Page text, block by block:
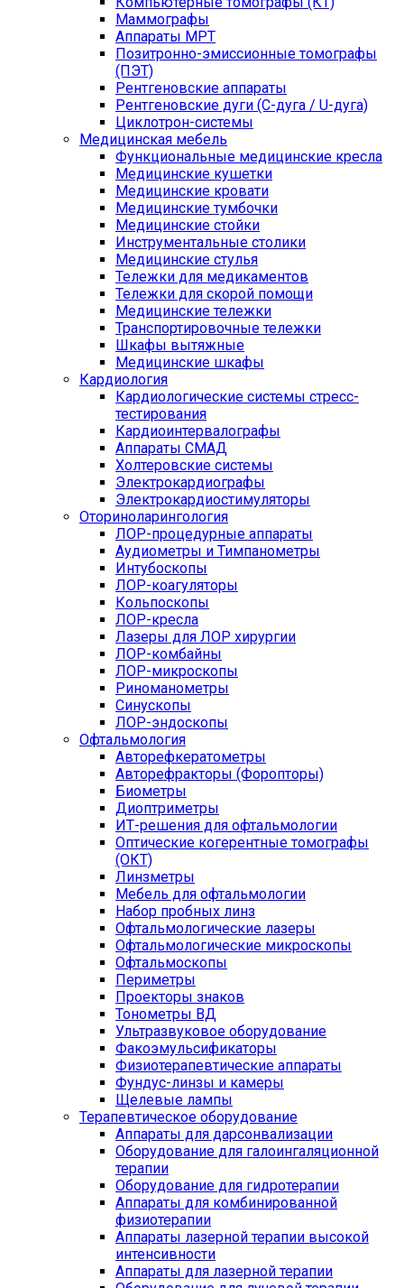
Маммографы
Аппараты МРТ
Позитронно-эмиссионные томографы
(ПЭТ)
Рентгеновские аппараты
Рентгеновские дуги (С-дуга / U-дуга)
Циклотрон-системы
Медицинская мебель
Функциональные медицинские кресла
Медицинские кушетки
Медицинские кровати
Медицинские тумбочки
Медицинские стойки
Инструментальные столики
Медицинские стулья
Тележки для медикаментов
Тележки для скорой помощи
Медицинские тележки
Транспортировочные тележки
Шкафы вытяжные
Медицинские шкафы
Кардиология
Кардиологические системы стресс-
тестирования
Кардиоинтервалографы
Аппараты СМАД
Холтеровские системы
Электрокардиографы
Электрокардиостимуляторы
Оториноларингология
ЛОР-процедурные аппараты
Аудиометры и Тимпанометры
Интубоскопы
ЛОР-коагуляторы
Кольпоскопы
ЛОР-кресла
Лазеры для ЛОР хирургии
ЛОР-комбайны
ЛОР-микроскопы
Риноманометры
Синускопы
ЛОР-эндоскопы
Офтальмология
Авторефкератометры
Авторефракторы (Форопторы)
Биометры
Диоптриметры
ИТ-решения для офтальмологии
Оптические когерентные томографы
(ОКТ)
Линзметры
Мебель для офтальмологии
Набор пробных линз
Офтальмологические лазеры
Офтальмологические микроскопы
Офтальмоскопы
Периметры
Проекторы знаков
Тонометры ВД
Ультразвуковое оборудование
Факоэмульсификаторы
Физиотерапевтические аппараты
Фундус-линзы и камеры
Щелевые лампы
Терапевтическое оборудование
Аппараты для дарсонвализации
Оборудование для галоингаляционной
терапии
Оборудование для гидротерапии
Аппараты для комбинированной
физиотерапии
Аппараты лазерной терапии высокой
интенсивности
Аппараты для лазерной терапии